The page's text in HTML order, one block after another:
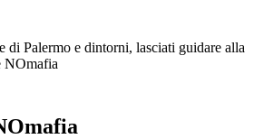
di Palermo e dintorni, lasciati guidare alla
NOmafia